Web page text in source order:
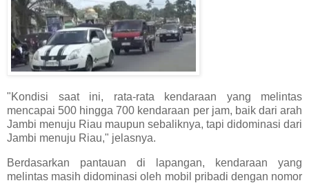
"Kondisi saat ini, rata-rata kendaraan yang melintas
mencapai 500 hingga 700 kendaraan per jam, baik dari arah
Jambi menuju Riau maupun sebaliknya, tapi didominasi dari
Jambi menuju Riau," jelasnya.
​Berdasarkan pantauan di lapangan, kendaraan yang
melintas masih didominasi oleh mobil pribadi dengan nomor